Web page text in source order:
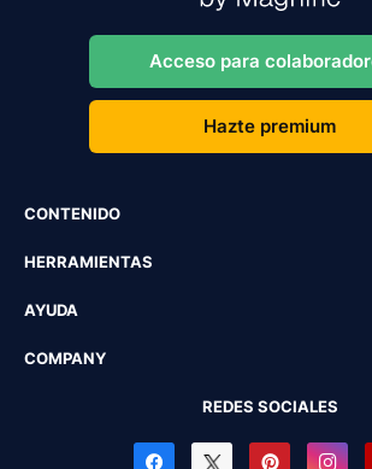
Acceso para
Hazte premium
CONTENIDO
HERRAMIENTAS
AYUDA
COMPANY
REDES SOCIALES